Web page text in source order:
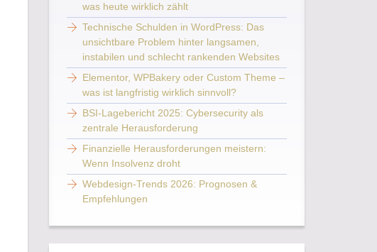
was heute wirklich zählt
Technische Schulden in WordPress: Das
unsichtbare Problem hinter langsamen,
instabilen und schlecht rankenden Websites
Elementor, WPBakery oder Custom Theme –
was ist langfristig wirklich sinnvoll?
BSI-Lagebericht 2025: Cybersecurity als
zentrale Herausforderung
Finanzielle Herausforderungen meistern:
Wenn Insolvenz droht
Webdesign-Trends 2026: Prognosen &
Empfehlungen